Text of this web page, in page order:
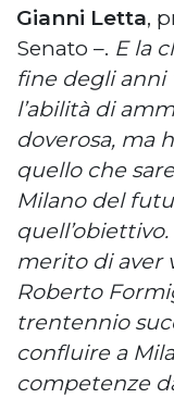
Gianni Letta,
Senato –. E la
fine degli anni
l’abilità di
doverosa, ma
quello che
Milano del
merito di aver
Roberto
trentennio
confluire a
competenze